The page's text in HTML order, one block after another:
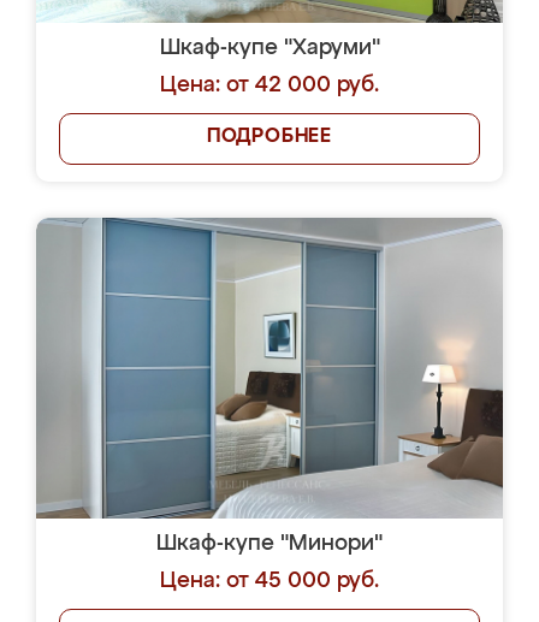
Шкаф-купе "Харуми"
Цена: от 42 000 руб.
ПОДРОБНЕЕ
Шкаф-купе "Минори"
Цена: от 45 000 руб.